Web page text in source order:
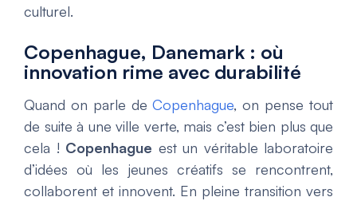
culturel.
Copenhague, Danemark : où
innovation rime avec durabilité
Quand on parle de Copenhague, on pense tout
de suite à une ville verte, mais c’est bien plus que
cela ! Copenhague est un véritable laboratoire
d’idées où les jeunes créatifs se rencontrent,
collaborent et innovent. En pleine transition vers